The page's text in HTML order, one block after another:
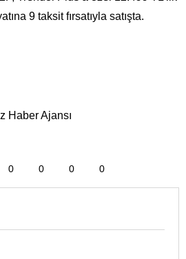
9 taksit fırsatıyla satışta.
Haber Ajansı
0 0 0 0